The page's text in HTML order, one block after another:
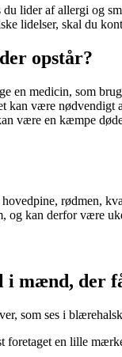
lider af allergi og
lidelser, skal du
opstår?
en medicin, som
kan være
være en kæmpe
rødmen,
og kan derfor være
i mænd, der
som ses i
en lille